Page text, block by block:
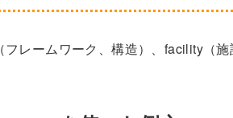
レームワーク、構造）、facility（施